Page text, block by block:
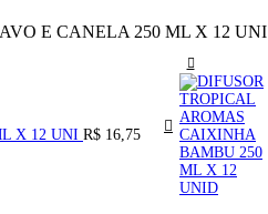
E CANELA 250 ML X 12 UNI
X 12 UNI R$ 16,75